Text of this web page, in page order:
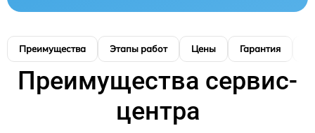
Преимущества Этапы работ Цены Гарантия
Преимущества сервис-
центра